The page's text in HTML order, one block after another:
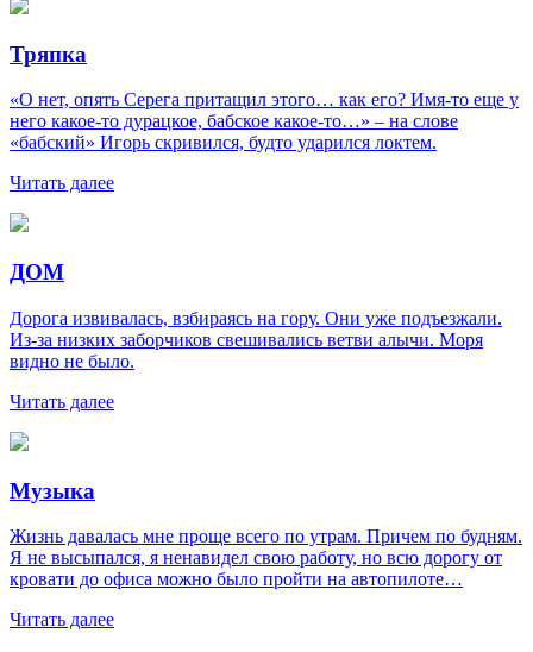
Тряпка
«О нет, опять Серега притащил этого… как его? Имя-то еще у
него какое-то дурацкое, бабское какое-то…» – на слове
«бабский» Игорь скривился, будто ударился локтем.
Читать далее
ДОМ
Дорога извивалась, взбираясь на гору. Они уже подъезжали.
Из-за низких заборчиков свешивались ветви алычи. Моря
видно не было.
Читать далее
Музыка
Жизнь давалась мне проще всего по утрам. Причем по будням.
Я не высыпался, я ненавидел свою работу, но всю дорогу от
кровати до офиса можно было пройти на автопилоте…
Читать далее